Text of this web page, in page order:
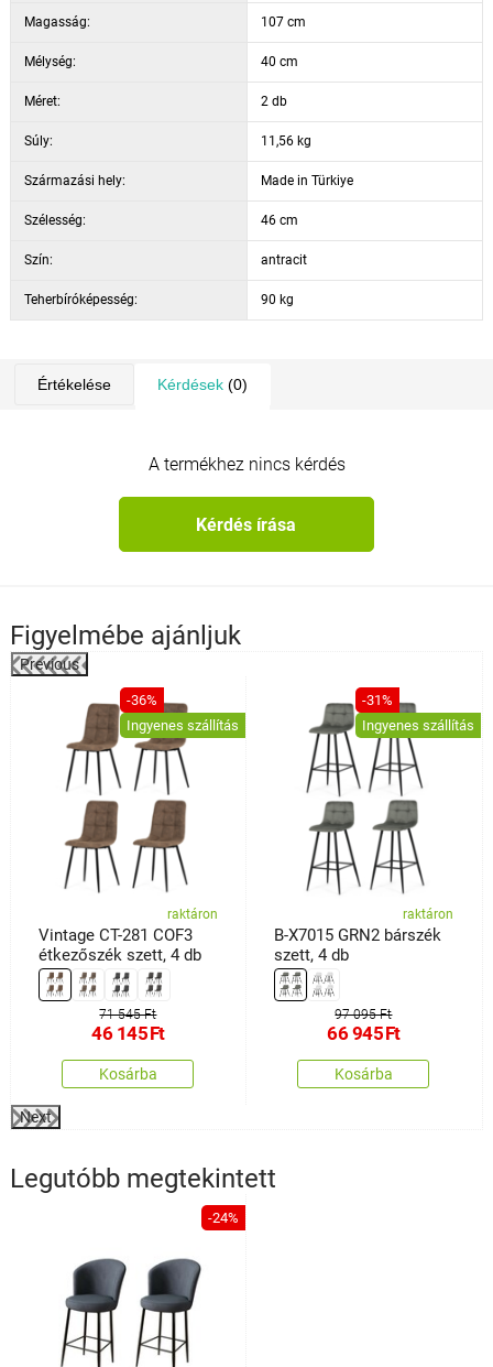
Magasság: 107 cm
Mélység: 40 cm
Méret: 2 db
Súly: 11,56 kg
Származási hely: Made in Türkiye
Szélesség: 46 cm
Szín: antracit
Teherbíróképesség: 90 kg
Értékelése Kérdések(0)
A termékhez nincs kérdés
Kérdés írása
Figyelmébe ajánljuk
Previous
-36%
Ingyenes szállítás
raktáron
Vintage CT-281 COF3
étkezőszék szett, 4 db
71 545 Ft
46 145Ft
Kosárba
-31%
Ingyenes szállítás
raktáron
B-X7015 GRN2 bárszék
szett, 4 db
97 095 Ft
66 945Ft
Kosárba
Next
Legutóbb megtekintett
-24%